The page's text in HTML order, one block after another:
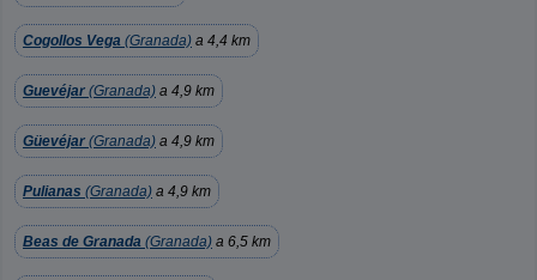
Cogollos Vega (Granada) a 4,4 km
Guevéjar (Granada) a 4,9 km
Güevéjar (Granada) a 4,9 km
Pulianas (Granada) a 4,9 km
Beas de Granada (Granada) a 6,5 km